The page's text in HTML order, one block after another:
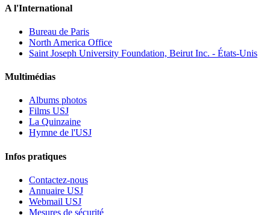
A l'International
Bureau de Paris
North America Office
Saint Joseph University Foundation, Beirut Inc. - États-Unis
Multimédias
Albums photos
Films USJ
La Quinzaine
Hymne de l'USJ
Infos pratiques
Contactez-nous
Annuaire USJ
Webmail USJ
Mesures de sécurité